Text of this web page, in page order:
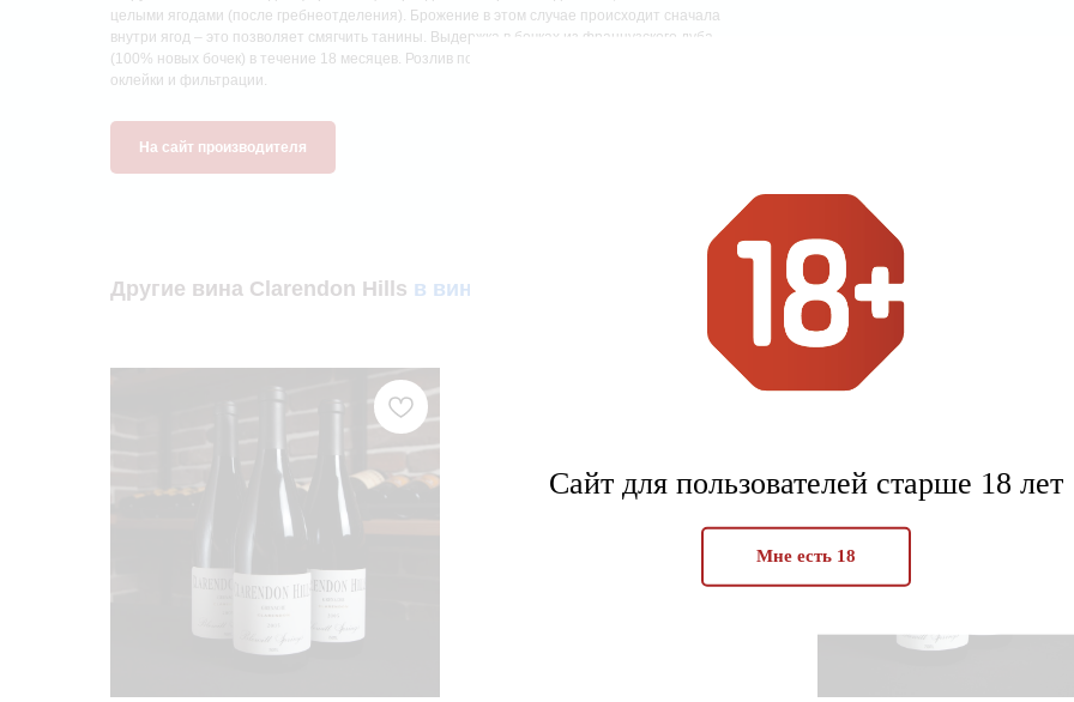
Сайт для пользователей старше 18 лет
Мне есть 18
целыми ягодами (после гребнеотделения). Брожение в этом случае происходит сначала
внутри ягод – это позволяет смягчить танины. Выдержка в бочках из французского дуба
(100% новых бочек) в течение 18 месяцев. Розлив по бутылкам без предварительной
оклейки и фильтрации.
На сайт производителя
Другие вина Clarendon Hills в винотеке на Бутлерова 17Б